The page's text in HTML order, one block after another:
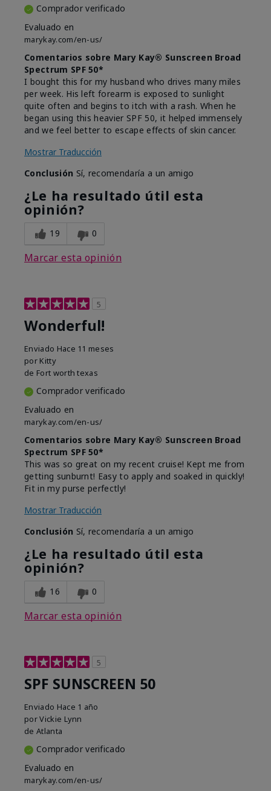
Comprador verificado
Evaluado en
marykay.com/en-us/
Comentarios sobre Mary Kay® Sunscreen Broad
Spectrum SPF 50*
I bought this for my husband who drives many miles
per week. His left forearm is exposed to sunlight
quite often and begins to itch with a rash. When he
began using this heavier SPF 50, it helped immensely
and we feel better to escape effects of skin cancer.
Mostrar Traducción
Conclusión Sí, recomendaría a un amigo
¿Le ha resultado útil esta
opinión?
19 0
Marcar esta opinión
5
Wonderful!
Enviado Hace 11 meses
por Kitty
de Fort worth texas
Comprador verificado
Evaluado en
marykay.com/en-us/
Comentarios sobre Mary Kay® Sunscreen Broad
Spectrum SPF 50*
This was so great on my recent cruise! Kept me from
getting sunburnt! Easy to apply and soaked in quickly!
Fit in my purse perfectly!
Mostrar Traducción
Conclusión Sí, recomendaría a un amigo
¿Le ha resultado útil esta
opinión?
16 0
Marcar esta opinión
5
SPF SUNSCREEN 50
Enviado Hace 1 año
porVickie Lynn
de Atlanta
Comprador verificado
Evaluado en
marykay.com/en-us/